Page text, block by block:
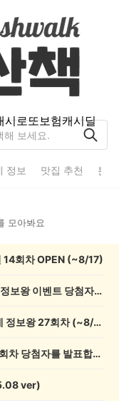
시로또보험캐시딜
정보 맛집 추천 분
모아봐요
14회차 OPEN (~8/17)
💰[당첨자 발표] 26회차 우리 동네 정보왕 이벤트 당첨자를 발표합니다!
💸 전원 2,000캐시 지급! 우리 동네 정보왕 27회차 (~8/10)
💰[당첨자 발표] 우리 동네 썰전 12회차 당첨자를 발표합니다!
ver)